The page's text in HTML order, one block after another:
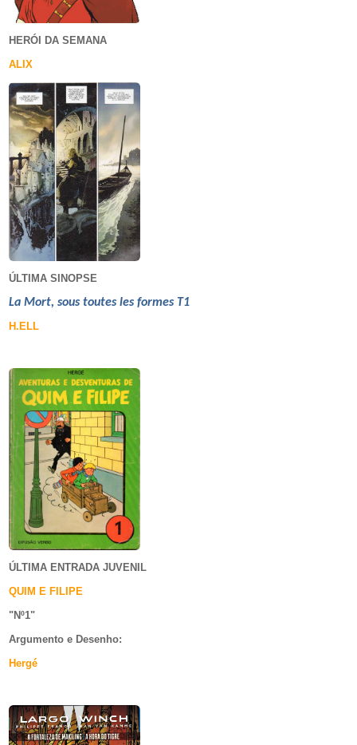
HERÓI DA SEMANA
ALIX
ÚLTIMA SINOPSE
La Mort, sous toutes les formes T1
H.ELL
ÚLTIMA ENTRADA JUVENIL
QUIM E FILIPE
"Nº1"
Argumento e Desenho:
Hergé